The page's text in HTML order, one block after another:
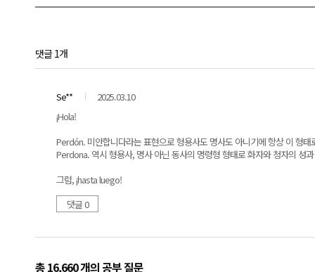
댓글 1개
Se**
2025.03.10
¡Hola!
Perdón. 미안합니다라는 표현으로 형용사도 명사도 아니기에 항상 이 형태
Perdona. 역시 형용사, 명사 아닌 동사의 명령형 형태로 화자와 청자의 성
그럼, ¡hasta luego!
댓글 0
총 16,660 개의 공부 질문